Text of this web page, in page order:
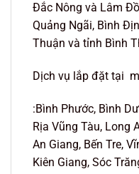
Đắc Nông và Lâm
Quảng Ngãi, Bình
Thuận và tỉnh Bình
Dịch vụ lắp đặt tại
:Bình Phước, Bình
Rịa Vũng Tàu, Long
An Giang, Bến Tre,
Kiên Giang, Sóc